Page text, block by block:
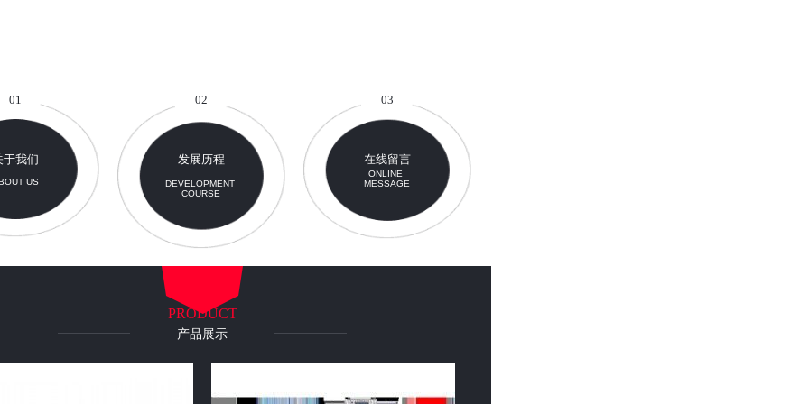
01
于我们
US
02
发展历程
DEVELOPMENT
COURSE
03
在线留言
ONLINE
MESSAGE
PRODUCT
产品展示